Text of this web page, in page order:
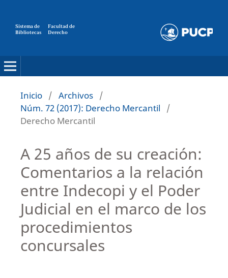
Sistema de
Bibliotecas
Facultad de
Derecho
Inicio / Archivos /
Núm. 72 (2017): Derecho Mercantil
/
Derecho Mercantil
A 25 años de su creación:
Comentarios a la relación
entre Indecopi y el Poder
Judicial en el marco de los
procedimientos
concursales